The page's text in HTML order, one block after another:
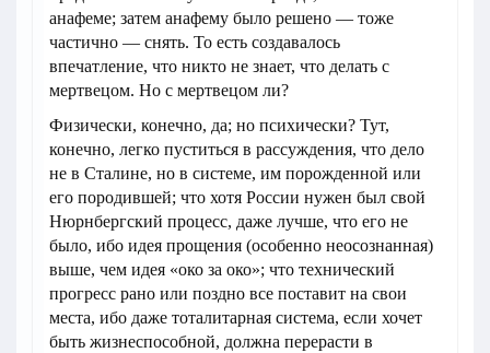
анафеме; затем анафему было решено — тоже
частично — снять. То есть создавалось
впечатление, что никто не знает, что делать с
мертвецом. Но с мертвецом ли?
Физически, конечно, да; но психически? Тут,
конечно, легко пуститься в рассуждения, что дело
не в Сталине, но в системе, им порожденной или
его породившей; что хотя России нужен был свой
Нюрнбергский процесс, даже лучше, что его не
было, ибо идея прощения (особенно неосознанная)
выше, чем идея «око за око»; что технический
прогресс рано или поздно все поставит на свои
места, ибо даже тоталитарная система, если хочет
быть жизнеспособной, должна перерасти в